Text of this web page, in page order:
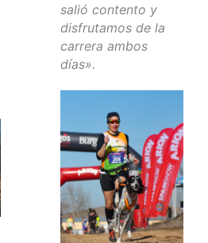
salió contento y
disfrutamos de la
carrera ambos
días».